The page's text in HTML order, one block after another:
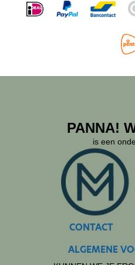
PANNA!
is een
CONTACT
ALGEMENE